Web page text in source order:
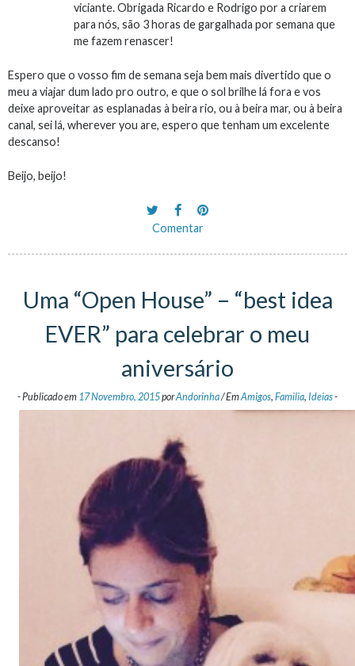
viciante. Obrigada Ricardo e Rodrigo por a criarem
para nós, são 3 horas de gargalhada por semana que
me fazem renascer!
Espero que o vosso fim de semana seja bem mais divertido que o
meu a viajar dum lado pro outro, e que o sol brilhe lá fora e vos
deixe aproveitar as esplanadas à beira rio, ou à beira mar, ou à beira
canal, sei lá, wherever you are, espero que tenham um excelente
descanso!
Beijo, beijo!
Comentar
Uma “Open House” – “best idea
EVER” para celebrar o meu
aniversário
-Publicado em 17 Novembro, 2015porAndorinha/EmAmigos, Familia, Ideias-